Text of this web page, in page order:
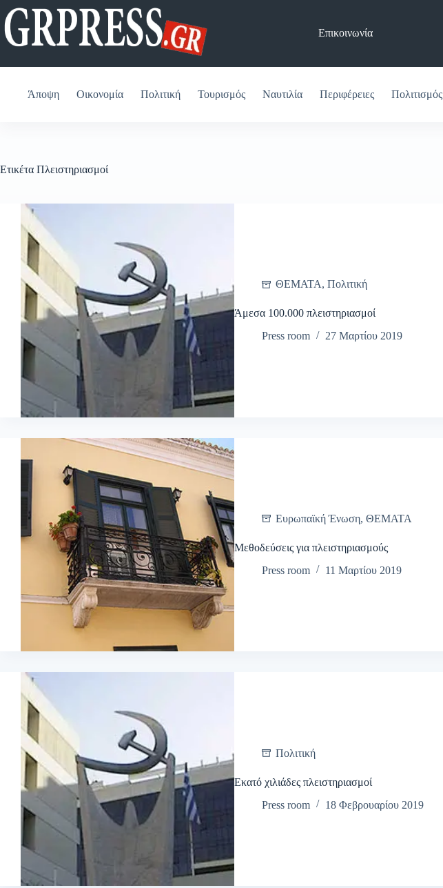
Μετάβαση
στο
περιεχόμενο
Επικοινωνία
Άποψη Οικονομία Πολιτική Τουρισμός Ναυτιλία Περιφέρειες Πολιτισμός
Ετικέτα Πλειστηριασμοί
ΘΕΜΑΤΑ, Πολιτική
Άμεσα 100.000 πλειστηριασμοί
Press room
27 Μαρτίου 2019
Ευρωπαϊκή Ένωση, ΘΕΜΑΤΑ
Μεθοδεύσεις για πλειστηριασμούς
Press room
11 Μαρτίου 2019
Πολιτική
Εκατό χιλιάδες πλειστηριασμοί
Press room
18 Φεβρουαρίου 2019